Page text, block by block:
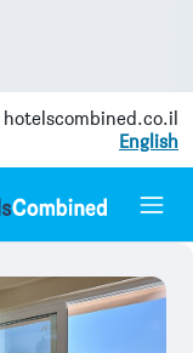
hotelscombined.co.il
English